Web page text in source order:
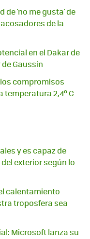
de 'no me gusta' de
de la
en el Dakar de
Gaussin
compromisos
2,4º C
y es capaz de
exterior según lo
calentamiento
troposfera sea
Microsoft lanza su